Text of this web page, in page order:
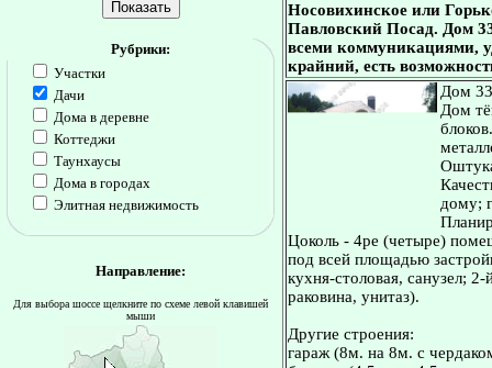
Рубрики:
Участки
Дачи
Дома в деревне
Коттеджи
Таунхаусы
Дома в городах
Элитная недвижимость
Направление:
Для выбора шоссе щелкните по схеме левой клавишей
мыши
Носовихинское или
Павловский Посад. Дом
всеми коммуникациями,
крайний, есть
Дом
Дом
дому;
Цоколь - 4ре (четыре)
под всей площадью
кухня-столовая, санузел;
раковина, унитаз).
Другие строения:
гараж (8м. на 8м. с